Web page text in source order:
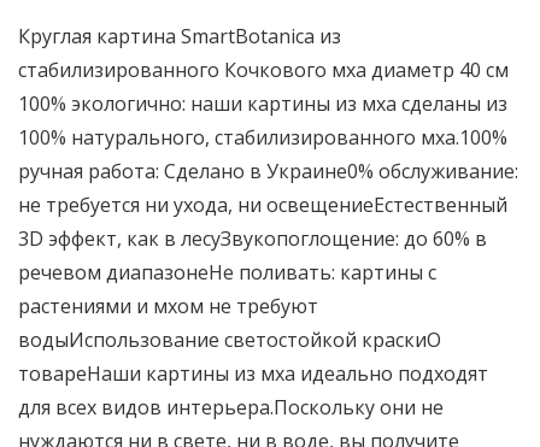
Круглая картина SmartBotanica из
стабилизированного Кочкового мха диаметр 40 см
100% экологично: наши картины из мха сделаны из
100% натурального, стабилизированного мха.100%
ручная работа: Сделано в Украине0% обслуживание:
не требуется ни ухода, ни освещениеЕстественный
3D эффект, как в лесуЗвукопоглощение: до 60% в
речевом диапазонеНе поливать: картины с
растениями и мхом не требуют
водыИспользование светостойкой краскиО
товареНаши картины из мха идеально подходят
для всех видов интерьера.Поскольку они не
нуждаются ни в свете, ни в воде, вы получите